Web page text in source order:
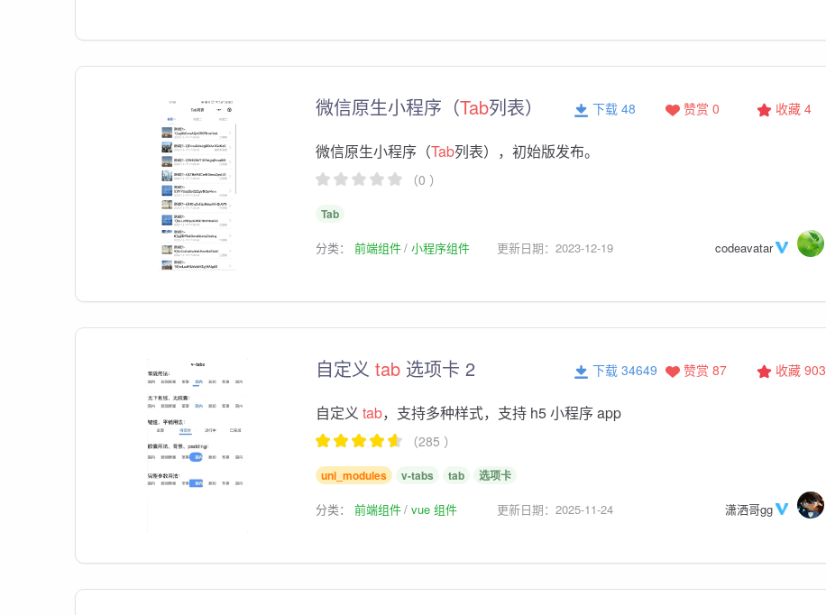
微信原生小程序（Tab列表） 收藏 4
赞赏 0
下载 48
微信原生小程序（Tab列表），初始版发布。
（0 ）
Tab
分类： 前端组件 小程序组件 更新日期：2023-12-19 codeavatar
自定义 tab选项卡 2 收藏 903
赞赏 87
下载 34649
自定义 tab，支持多种样式，支持 h5 小程序 app
（285 ）
uni_modules v-tabs tab 选项卡
分类： 前端组件 vue 组件 更新日期：2025-11-24 潇洒哥gg